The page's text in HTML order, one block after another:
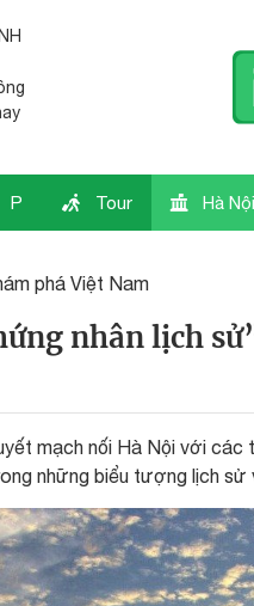
P Tour Hà Nội
phá Việt Nam
nhân lịch
mạch nối Hà Nội với
những biểu tượng lịch sử